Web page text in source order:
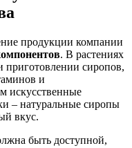
продукции компании
. В растениях
приготовлении сиропов,
и
искусственные
– натуральные сиропы
вкус.
быть доступной,